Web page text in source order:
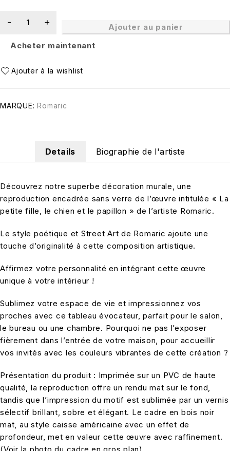
Ajouter au panier
Acheter maintenant
MARQUE: Romaric
Details Biographie de l'artiste
Découvrez notre superbe décoration murale, une
reproduction encadrée sans verre de l’œuvre intitulée « La
petite fille, le chien et le papillon » de l’artiste Romaric.
Le style poétique et Street Art de Romaric ajoute une
touche d’originalité à cette composition artistique.
Affirmez votre personnalité en intégrant cette œuvre
unique à votre intérieur !
Sublimez votre espace de vie et impressionnez vos
proches avec ce tableau évocateur, parfait pour le salon,
le bureau ou une chambre. Pourquoi ne pas l’exposer
fièrement dans l’entrée de votre maison, pour accueillir
vos invités avec les couleurs vibrantes de cette création ?
Présentation du produit : Imprimée sur un PVC de haute
qualité, la reproduction offre un rendu mat sur le fond,
tandis que l’impression du motif est sublimée par un vernis
sélectif brillant, sobre et élégant. Le cadre en bois noir
mat, au style caisse américaine avec un effet de
profondeur, met en valeur cette œuvre avec raffinement.
(Voir la photo du cadre en gros plan)